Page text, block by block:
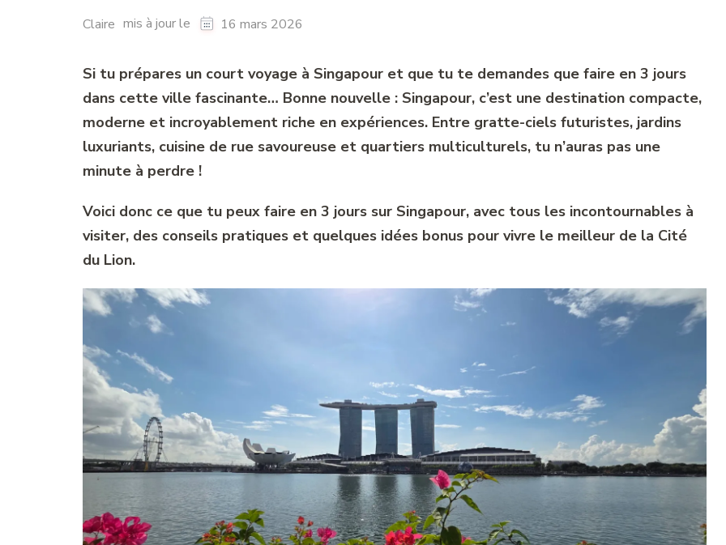
Claire mis à jour le 16 mars 2026
Si tu prépares un court voyage à Singapour et que tu te demandes que faire en 3 jours
dans cette ville fascinante… Bonne nouvelle : Singapour, c’est une destination compacte,
moderne et incroyablement riche en expériences. Entre gratte-ciels futuristes, jardins
luxuriants, cuisine de rue savoureuse et quartiers multiculturels, tu n’auras pas une
minute à perdre !
Voici donc ce que tu peux faire en 3 jours sur Singapour, avec tous les incontournables à
visiter, des conseils pratiques et quelques idées bonus pour vivre le meilleur de la Cité
du Lion.